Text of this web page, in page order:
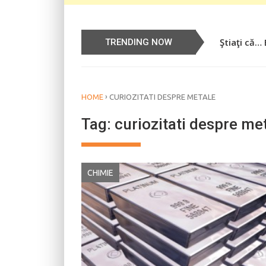
TRENDING NOW Ştiaţi că…
Știați că…
HOME › CURIOZITATI DESPRE METALE
Tag: curiozitati despre
CHIMIE